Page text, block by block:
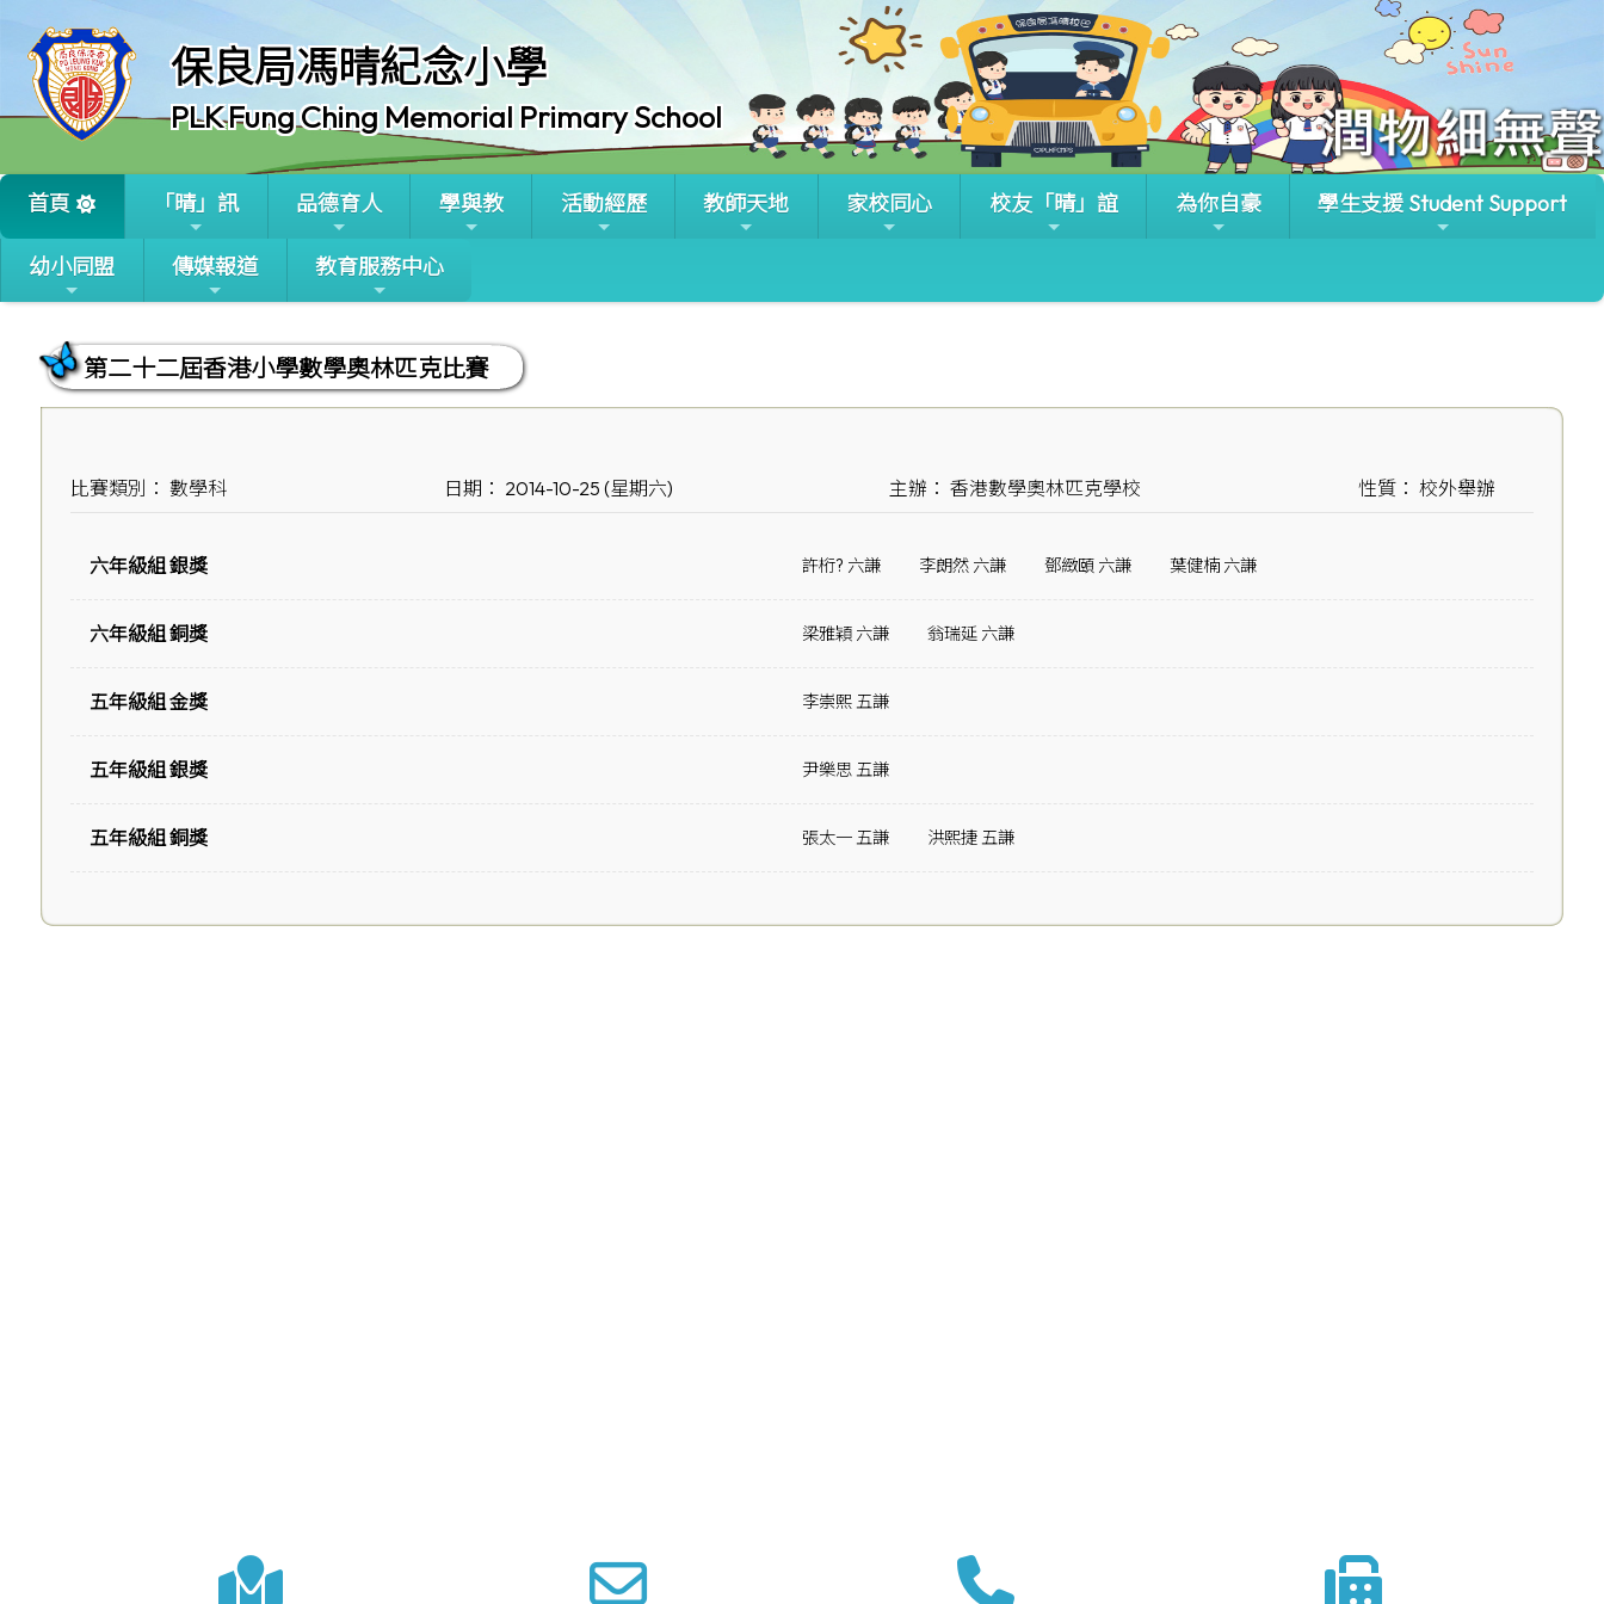
保良局馮晴紀念小學
PLK Fung Ching Memorial Primary School
首頁 「晴」訊 品德育人 學與教 活動經歷 教師天地 家校同心 校友「晴」誼 為你自豪 學生支援 Student Support
幼小同盟 傳媒報道 教育服務中心
第二十二屆香港小學數學奧林匹克比賽
比賽類別： 數學科 日期： 2014-10-25 (星期六) 主辦： 香港數學奧林匹克學校 性質： 校外舉辦
六年級組 銀獎 許桁? 六謙 李朗然 六謙 鄧緻頤 六謙 葉健楠 六謙
六年級組 銅獎 梁雅穎 六謙 翁瑞延 六謙
五年級組 金獎 李崇熙 五謙
五年級組 銀獎 尹樂思 五謙
五年級組 銅獎 張太一 五謙 洪熙捷 五謙